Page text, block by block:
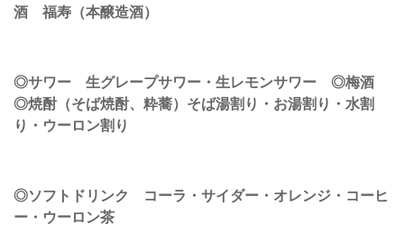
酒 福寿（本醸造酒）
◎サワー 生グレープサワー・生レモンサワー ◎梅酒
◎焼酎（そば焼酎、粋蕎）そば湯割り・お湯割り・水割
り・ウーロン割り
◎ソフトドリンク コーラ・サイダー・オレンジ・コーヒ
ー・ウーロン茶